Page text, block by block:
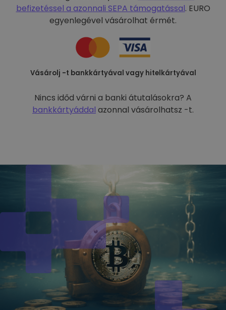
befizetéssel a azonnali SEPA támogatással. EURO
egyenlegével vásárolhat érmét.
Vásárolj -t bankkártyával vagy hitelkártyával
Nincs időd várni a banki átutalásokra? A
bankkártyáddal azonnal vásárolhatsz -t.